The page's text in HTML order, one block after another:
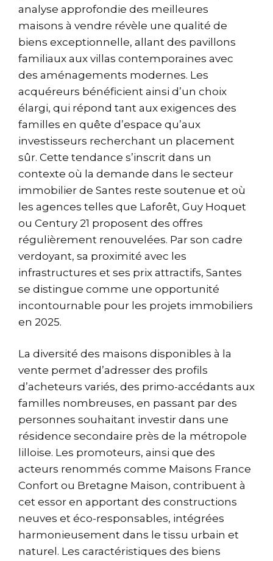
analyse approfondie des meilleures
maisons à vendre révèle une qualité de
biens exceptionnelle, allant des pavillons
familiaux aux villas contemporaines avec
des aménagements modernes. Les
acquéreurs bénéficient ainsi d’un choix
élargi, qui répond tant aux exigences des
familles en quête d’espace qu’aux
investisseurs recherchant un placement
sûr. Cette tendance s’inscrit dans un
contexte où la demande dans le secteur
immobilier de Santes reste soutenue et où
les agences telles que Laforêt, Guy Hoquet
ou Century 21 proposent des offres
régulièrement renouvelées. Par son cadre
verdoyant, sa proximité avec les
infrastructures et ses prix attractifs, Santes
se distingue comme une opportunité
incontournable pour les projets immobiliers
en 2025.
La diversité des maisons disponibles à la
vente permet d’adresser des profils
d’acheteurs variés, des primo-accédants aux
familles nombreuses, en passant par des
personnes souhaitant investir dans une
résidence secondaire près de la métropole
lilloise. Les promoteurs, ainsi que des
acteurs renommés comme Maisons France
Confort ou Bretagne Maison, contribuent à
cet essor en apportant des constructions
neuves et éco-responsables, intégrées
harmonieusement dans le tissu urbain et
naturel. Les caractéristiques des biens